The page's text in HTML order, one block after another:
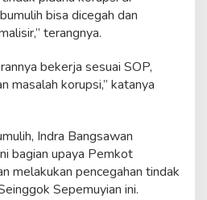
bisa dicegah dan
terangnya.
bekerja sesuai SOP,
masalah korupsi,” katanya
Indra Bangsawan
bagian upaya Pemkot
melakukan pencegahan tindak
Sepemuyian ini.